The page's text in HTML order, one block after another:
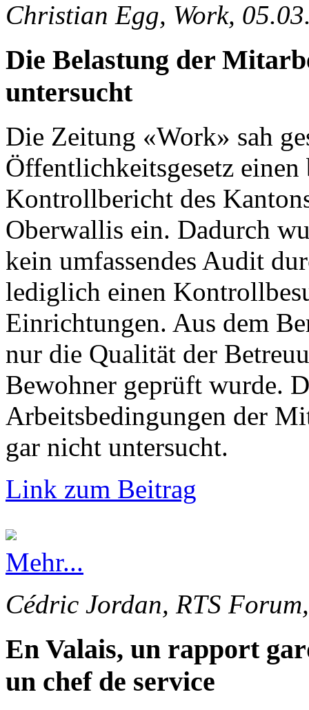
Christian Egg, Work,
Die Belastung der
untersucht
Die Zeitung «Work» sah
Öffentlichkeitsgesetz
Kontrollbericht des
Oberwallis ein. Dadurch
kein umfassendes Audit
lediglich einen
Einrichtungen. Aus dem
nur die Qualität der
Bewohner geprüft wurde.
Arbeitsbedingungen der
gar nicht untersucht.
Link zum Beitrag
Mehr...
Cédric Jordan, RTS
En Valais, un rapport
un chef de service